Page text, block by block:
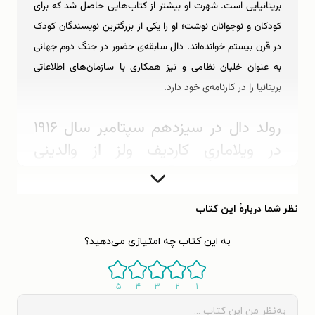
بریتانیایی است. شهرت او بیشتر از کتاب‌هایی حاصل شد که برای
کودکان و نوجوانان نوشت؛ او را یکی از بزرگترین نویسندگان کودک
در قرن بیستم خوانده‌اند. دال سابقه‌ی حضور در جنگ دوم جهانی
به عنوان خلبان نظامی و نیز همکاری با سازمان‌های اطلاعاتی
بریتانیا را در کارنامه‌ی خود دارد.
رولد دال در سیزدهم سپتامبر سال ۱۹۱۶
در ویلاماریِ کاردیف ولز از والدینی
نروژی‌تبار به دنیا آمد. پدرش هارولد دال
کارگزار کشتی و متمول بود و مادرش
ماگدالن نام داشت. هارولد دال از شهر
سارپسبورگ نروژ به بریتانیا مهاجرت کرده
بود. او و همسرش نوزاد خود را به یاد
رولد آمونسن کاشف نروژی قطب جنوب،
رولد نام نهادند. رولد در کودکی به زبان
نظر شما دربارهٔ این کتاب
به این کتاب چه امتیازی می‌دهید؟
۱ ۲ ۳ ۴ ۵